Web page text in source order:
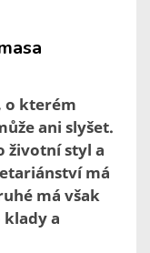
o kterém
ani slyšet.
životní styl a
má
má však
klady a